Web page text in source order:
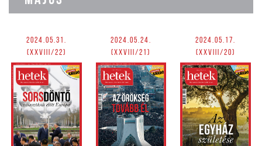
2024.05.31.
(XXVIII/22)
2024.05.24.
(XXVIII/21)
2024.05.17.
(XXVIII/20)